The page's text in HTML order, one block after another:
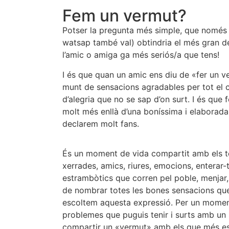
Fem un vermut?
Potser la pregunta més simple, que
watsap també val) obtindria el més gran
l’amic o amiga ga més seriós/a que tens!
I és que quan un amic ens diu de «fer un
munt de sensacions agradables per tot el
d’alegria que no se sap d’on surt. I és
molt més enllà d’una boníssima i
declarem molt fans.
És un moment de vida compartit amb els
xerrades, amics, riures, emocions,
estrambòtics que corren pel poble,
de nombrar totes les bones sensacions
escoltem aquesta expressió. Per un
problemes que puguis tenir i surts amb un